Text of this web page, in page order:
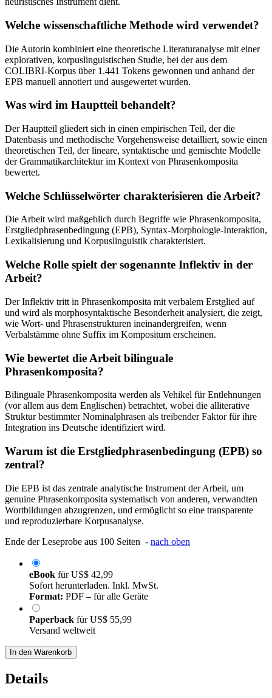
Welche wissenschaftliche Methode wird verwendet?
Die Autorin kombiniert eine theoretische Literaturanalyse mit einer
explorativen, korpuslinguistischen Studie, bei der aus dem
COLIBRI-Korpus über 1.441 Tokens gewonnen und anhand der
EPB manuell annotiert und ausgewertet wurden.
Was wird im Hauptteil behandelt?
Der Hauptteil gliedert sich in einen empirischen Teil, der die
Datenbasis und methodische Vorgehensweise detailliert, sowie einen
theoretischen Teil, der lineare, syntaktische und gemischte Modelle
der Grammatikarchitektur im Kontext von Phrasenkomposita
bewertet.
Welche Schlüsselwörter charakterisieren die Arbeit?
Die Arbeit wird maßgeblich durch Begriffe wie Phrasenkomposita,
Erstgliedphrasenbedingung (EPB), Syntax-Morphologie-Interaktion,
Lexikalisierung und Korpuslinguistik charakterisiert.
Welche Rolle spielt der sogenannte Inflektiv in der
Arbeit?
Der Inflektiv tritt in Phrasenkomposita mit verbalem Erstglied auf
und wird als morphosyntaktische Besonderheit analysiert, die zeigt,
wie Wort- und Phrasenstrukturen ineinandergreifen, wenn
Verbalstämme ohne Suffix im Kompositum erscheinen.
Wie bewertet die Arbeit bilinguale
Phrasenkomposita?
Bilinguale Phrasenkomposita werden als Vehikel für Entlehnungen
(vor allem aus dem Englischen) betrachtet, wobei die alliterative
Struktur bestimmter Nominalphrasen als treibender Faktor für ihre
Integration ins Deutsche identifiziert wird.
Warum ist die Erstgliedphrasenbedingung (EPB) so
zentral?
Die EPB ist das zentrale analytische Instrument der Arbeit, um
genuine Phrasenkomposita systematisch von anderen, verwandten
Wortbildungen abzugrenzen, und ermöglicht so eine transparente
und reproduzierbare Korpusanalyse.
Ende der Leseprobe aus 100 Seiten - nach oben
eBook fürUS$ 42,99
Sofort herunterladen. Inkl. MwSt.
Format: PDF – für alle Geräte
Paperback fürUS$ 55,99
Versand weltweit
In den Warenkorb
Details